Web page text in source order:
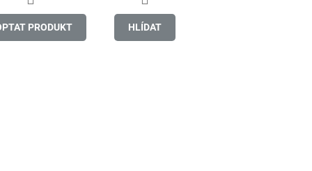
PRODUKT HLÍDAT